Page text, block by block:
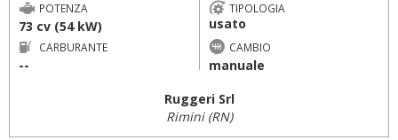
POTENZA
73 cv (54 kW)
TIPOLOGIA
usato
CARBURANTE
--
CAMBIO
manuale
Ruggeri Srl
Rimini (RN)